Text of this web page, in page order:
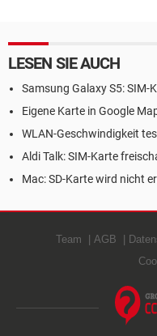
LESEN SIE AUCH
Samsung Galaxy S5: SIM-
Eigene Karte in Google
WLAN-Geschwindigkeit
Aldi Talk: SIM-Karte
Mac: SD-Karte wird nicht
Team AGB